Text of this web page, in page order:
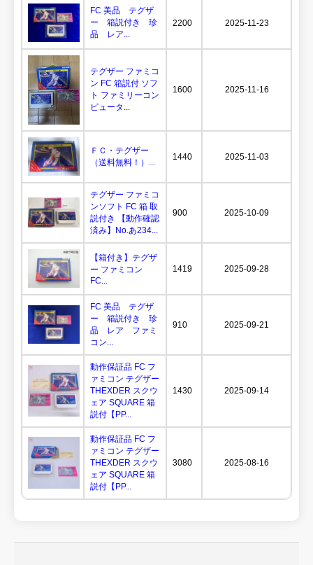
FC 美品 テグザ
ー 箱説付き 珍
品 レア...
2200 2025-11-23
テグザー ファミコ
ン FC 箱説付 ソフ
ト ファミリーコン
ピュータ...
1600 2025-11-16
ＦＣ・テグザー
（送料無料！）...
1440 2025-11-03
テグザー ファミコ
ンソフト FC 箱 取
説付き 【動作確認
済み】No.あ234...
900 2025-10-09
【箱付き】テグザ
ー ファミコン
FC...
1419 2025-09-28
FC 美品 テグザ
ー 箱説付き 珍
品 レア ファミ
コン...
910 2025-09-21
動作保証品 FC フ
ァミコン テグザー
THEXDER スクウ
ェア SQUARE 箱
説付【PP...
1430 2025-09-14
動作保証品 FC フ
ァミコン テグザー
THEXDER スクウ
ェア SQUARE 箱
説付【PP...
3080 2025-08-16